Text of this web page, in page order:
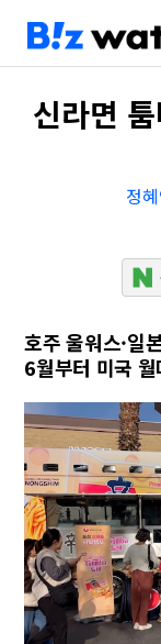
신라면
정
호주 울워스·일
6월부터 미국